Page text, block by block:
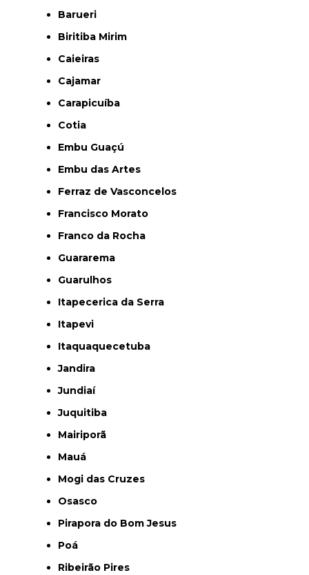
Barueri
Biritiba Mirim
Caieiras
Cajamar
Carapicuíba
Cotia
Embu Guaçú
Embu das Artes
Ferraz de Vasconcelos
Francisco Morato
Franco da Rocha
Guararema
Guarulhos
Itapecerica da Serra
Itapevi
Itaquaquecetuba
Jandira
Jundiaí
Juquitiba
Mairiporã
Mauá
Mogi das Cruzes
Osasco
Pirapora do Bom Jesus
Poá
Ribeirão Pires